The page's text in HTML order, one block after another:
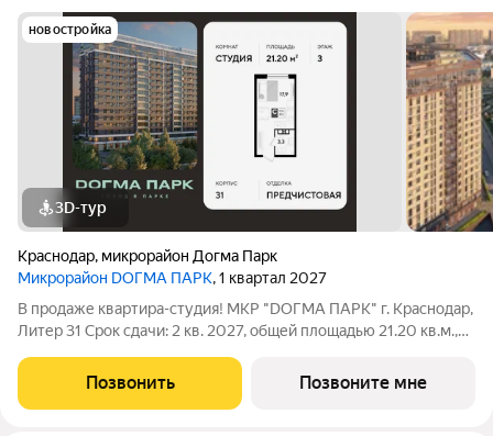
новостройка
3D-тур
Краснодар, микрорайон Догма Парк
Микрорайон DОГМА ПАРК, 1 квартал 2027
В продаже квартира-студия! МКР "DОГМА ПАРК" г. Краснодар,
Литер 31 Срок сдачи: 2 кв. 2027, общей площадью 21.20 кв.м.,
сочетающий в себе стильную архитектуру современного
города, и настоящий зеленый
Позвонить Позвоните мне